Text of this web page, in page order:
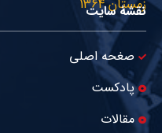
نقشۀ سایت
صغحه اصلی
پادکست
مقالات